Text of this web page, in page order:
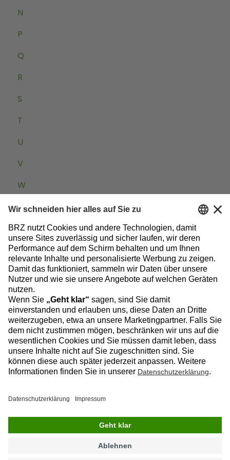
N
P
Q
R
S
T
U
V
W
Zum Baublog
Datenschutz
Impressum
Copyright © 2025, BRZ Deutschland